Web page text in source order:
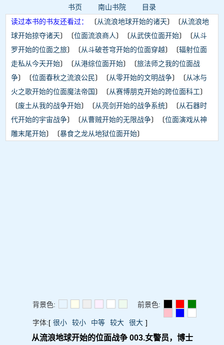
书页 南山书院
目录
读过本书的书友还看过：
〔从流浪地球开始的诸天〕〔从流浪地
球开始掠夺诸天〕〔位面流浪商人〕〔从武侠位面开始〕〔从斗
罗开始的位面之旅〕〔从斗破苍穹开始的位面穿越〕〔辐射位面
走私从今天开始〕〔从港综位面开始〕〔旅法师之我的位面战
争〕〔位面春秋之流浪公民〕〔从零开始的文明战争〕〔从冰与
火之歌开始的位面魔法帝国〕〔从赛博朋克开始的跨位面科工〕
〔废土从我的战争开始〕〔从亮剑开始的战争系统〕〔从石器时
代开始的宇宙战争〕〔从曹贼开始的无限战争〕〔位面演戏从神
雕末尾开始〕〔暴食之龙从地狱位面开始〕
背景色: 前景色:
字体:[ 很小 较小 中等 较大 很大 ]
从流浪地球开始的位面战争 003.女警员，博士